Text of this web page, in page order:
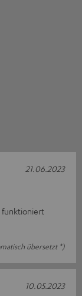
funktioniert
übersetzt *)
21.06.2023
10.05.2023